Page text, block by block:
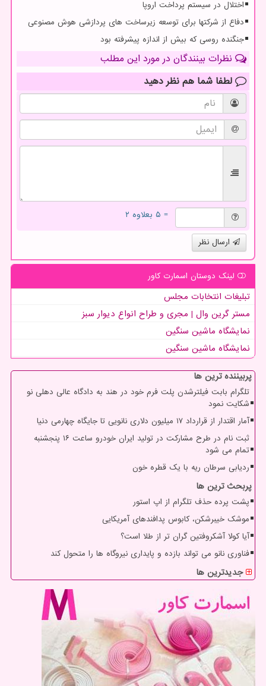
اختلال در سیستم پرداخت اروپا
دفاع از شرکتها برای توسعه زیرساخت های پردازشی هوش مصنوعی
جنگنده روسی که بیش از اندازه پیشرفته بود
نظرات بینندگان در مورد این مطلب
لطفا شما هم نظر دهید
= ۵ بعلاوه ۲
ارسال نظر
لینک دوستان اسمارت كاور
تبلیغات انتخابات مجلس
مستر گرین وال | مجری و طراح انواع دیوار سبز
نمایشگاه ماشین سنگین
نمایشگاه ماشین سنگین
پربیننده ترین ها
تلگرام بابت فیلترشدن پلت فرم خود در هند به دادگاه عالی دهلی نو
شکایت نمود
آمار اقتدار از قرارداد ۱۷ میلیون دلاری نانویی تا جایگاه چهارمی دنیا
ثبت نام در طرح مشارکت در تولید ایران خودرو ساعت ۱۶ پنجشنبه
تمام می شود
ردیابی سرطان ریه با یک قطره خون
پربحث ترین ها
پشت پرده حذف تلگرام از اپ استور
موشک خیبرشکن، کابوس پدافندهای آمریکایی
آیا کولا آشکروفتین گران تر از طلا است؟
فناوری نانو می تواند بازده و پایداری نیروگاه ها را متحول کند
جدیدترین ها